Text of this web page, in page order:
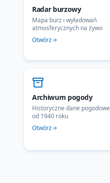
Radar burzowy
Mapa burz i wyładowań
atmosferycznych na żywo
Otwórz
Archiwum pogody
Historyczne dane pogodowe
od 1940 roku
Otwórz